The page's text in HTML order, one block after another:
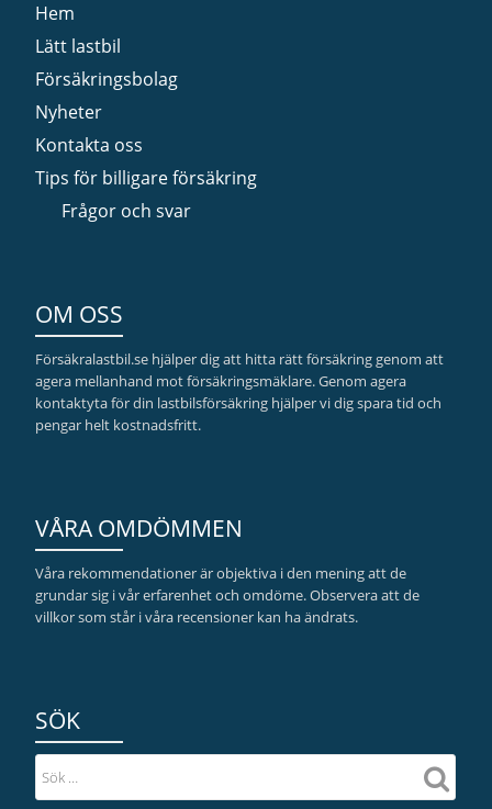
Hem
Lätt lastbil
Försäkringsbolag
Nyheter
Kontakta oss
Tips för billigare försäkring
Frågor och svar
OM OSS
Försäkralastbil.se hjälper dig att hitta rätt försäkring genom att
agera mellanhand mot försäkringsmäklare. Genom agera
kontaktyta för din lastbilsförsäkring hjälper vi dig spara tid och
pengar helt kostnadsfritt.
VÅRA OMDÖMMEN
Våra rekommendationer är objektiva i den mening att de
grundar sig i vår erfarenhet och omdöme. Observera att de
villkor som står i våra recensioner kan ha ändrats.
SÖK